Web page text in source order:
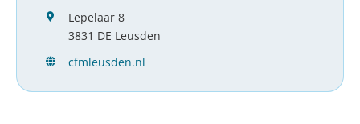
Lepelaar 8
3831 DE Leusden
cfmleusden.nl